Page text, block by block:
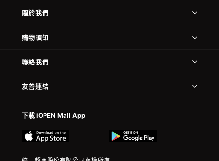
關於我們
購物須知
聯絡我們
友善連結
下載 iOPEN Mall App